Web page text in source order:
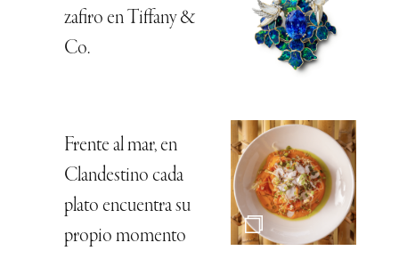
zafiro en Tiffany &
Co.
Frente al mar, en
Clandestino cada
plato encuentra su
propio momento